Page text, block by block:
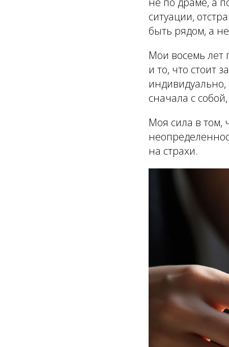
ситуации,
быть рядом, а
Мои восемь лет
и то, что стоит
сначала с
Моя сила в том,
на страхи.